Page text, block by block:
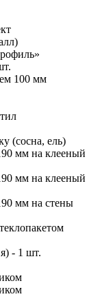
100 мм
(сосна, ель)
мм на клееный
мм на клееный
мм на стены
- 1 шт.